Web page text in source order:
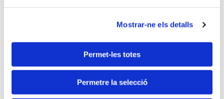
Mostrar-ne els detalls
Permet-les totes
Permetre la selecció
Descripció
En les repercussions fiscals a les ruptures matrimonials
figures tals com la prestació compensatòria, pensió